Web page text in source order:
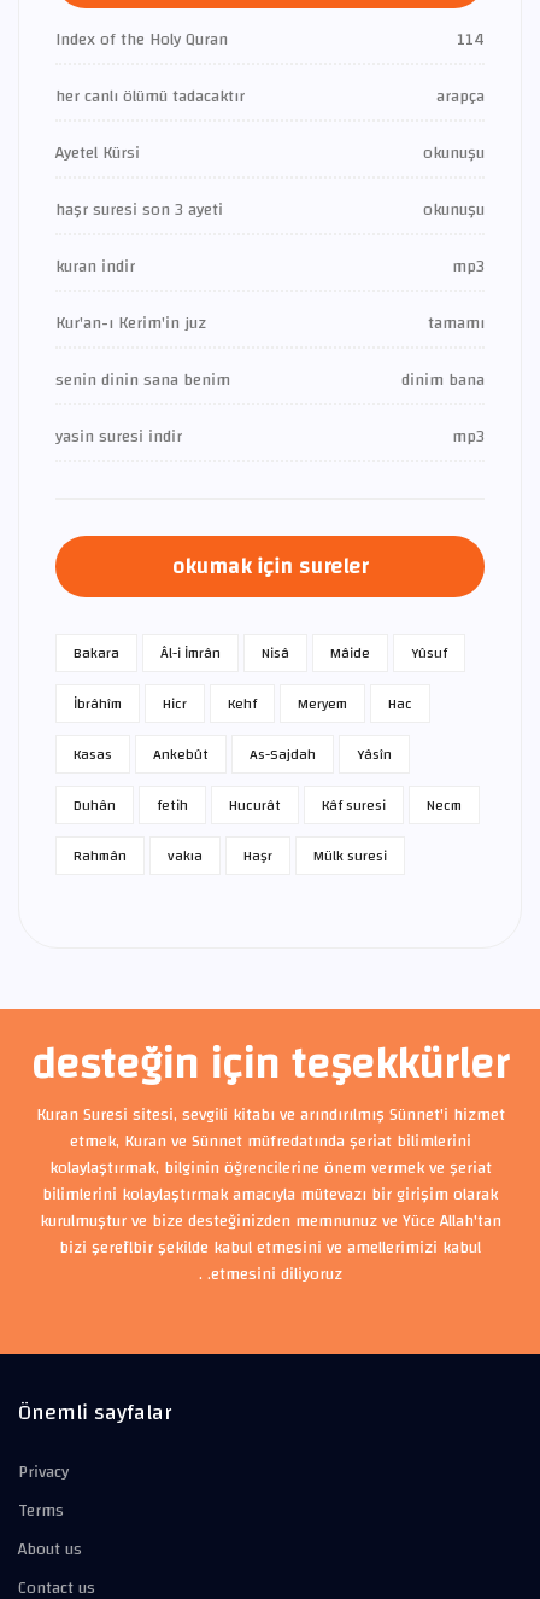
Index of the Holy Quran
114
her canlı ölümü tadacaktır
arapça
Ayetel Kürsi
okunuşu
haşr suresi son 3 ayeti
okunuşu
kuran indir
mp3
Kur'an-ı Kerim'in juz
tamamı
senin dinin sana benim
dinim bana
yasin suresi indir
mp3
okumak için sureler
Bakara Âl-i İmrân Nisâ Mâide
Yûsuf
İbrâhîm
Hicr Kehf Meryem
Hac
Kasas
Ankebût As-Sajdah
Yâsîn
Duhân
fetih Hucurât Kâf suresi
Necm
Rahmân
vakıa Haşr Mülk suresi
desteğin için teşekkürler
Kuran Suresi sitesi, sevgili kitabı ve arındırılmış Sünnet'i hizmet
etmek, Kuran ve Sünnet müfredatında şeriat bilimlerini
kolaylaştırmak, bilginin öğrencilerine önem vermek ve şeriat
bilimlerini kolaylaştırmak amacıyla mütevazı bir girişim olarak
kurulmuştur ve bize desteğinizden memnunuz ve Yüce Allah'tan
bizi şerefli bir şekilde kabul etmesini ve amellerimizi kabul
etmesini diliyoruz. .
Önemli sayfalar
Privacy
Terms
About us
Contact us